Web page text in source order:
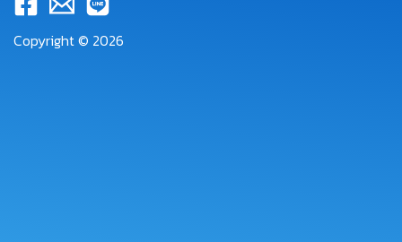
Copyright © 2026